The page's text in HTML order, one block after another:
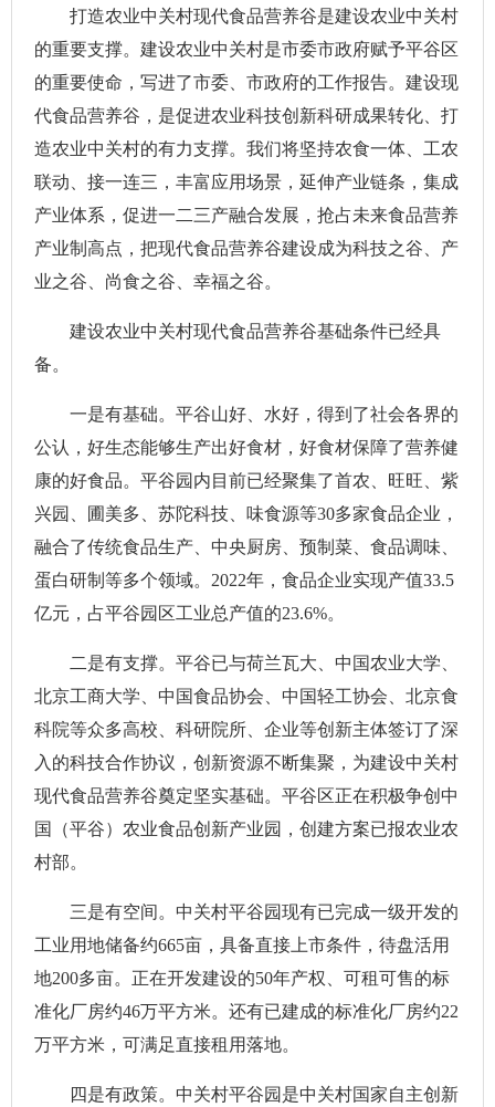
打造农业中关村现代食品营养谷是建设农业中关村
的重要支撑。建设农业中关村是市委市政府赋予平谷区
的重要使命，写进了市委、市政府的工作报告。建设现
代食品营养谷，是促进农业科技创新科研成果转化、打
造农业中关村的有力支撑。我们将坚持农食一体、工农
联动、接一连三，丰富应用场景，延伸产业链条，集成
产业体系，促进一二三产融合发展，抢占未来食品营养
产业制高点，把现代食品营养谷建设成为科技之谷、产
业之谷、尚食之谷、幸福之谷。
建设农业中关村现代食品营养谷基础条件已经具
备。
一是有基础。平谷山好、水好，得到了社会各界的
公认，好生态能够生产出好食材，好食材保障了营养健
康的好食品。平谷园内目前已经聚集了首农、旺旺、紫
兴园、圃美多、苏陀科技、味食源等30多家食品企业，
融合了传统食品生产、中央厨房、预制菜、食品调味、
蛋白研制等多个领域。2022年，食品企业实现产值33.5
亿元，占平谷园区工业总产值的23.6%。
二是有支撑。平谷已与荷兰瓦大、中国农业大学、
北京工商大学、中国食品协会、中国轻工协会、北京食
科院等众多高校、科研院所、企业等创新主体签订了深
入的科技合作协议，创新资源不断集聚，为建设中关村
现代食品营养谷奠定坚实基础。平谷区正在积极争创中
国（平谷）农业食品创新产业园，创建方案已报农业农
村部。
三是有空间。中关村平谷园现有已完成一级开发的
工业用地储备约665亩，具备直接上市条件，待盘活用
地200多亩。正在开发建设的50年产权、可租可售的标
准化厂房约46万平方米。还有已建成的标准化厂房约22
万平方米，可满足直接租用落地。
四是有政策。中关村平谷园是中关村国家自主创新